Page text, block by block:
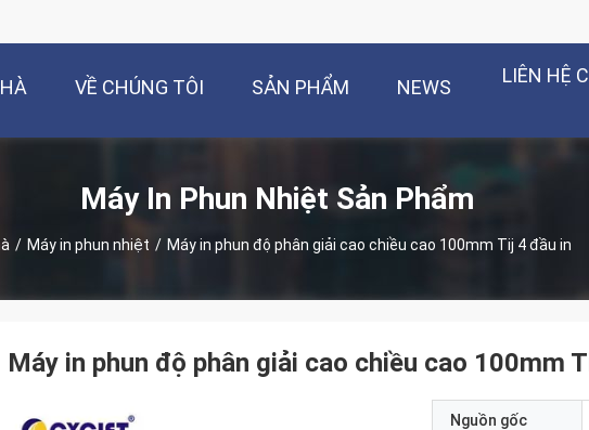
VỀ CHÚNG TÔI SẢN PHẨM NEWS
LIÊN HỆ
Máy In Phun Nhiệt Sản Phẩm
/ Máy in phun nhiệt / Máy in phun độ phân giải cao chiều cao 100mm Tij 4 đầu in
Máy in phun độ phân giải cao chiều cao 100mm
Nguồn gốc